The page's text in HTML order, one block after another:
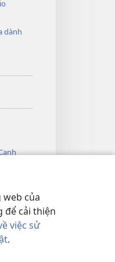
của
để cải thiện
việc sử
.
dành